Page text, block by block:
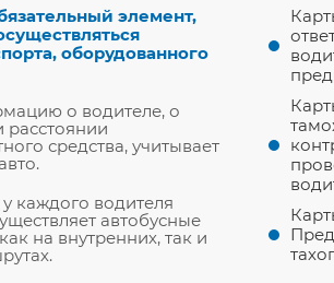
элемент,
оборудованного
о водителе, о
расстоянии
средства, учитывает
каждого водителя
автобусные
на внутренних, так и